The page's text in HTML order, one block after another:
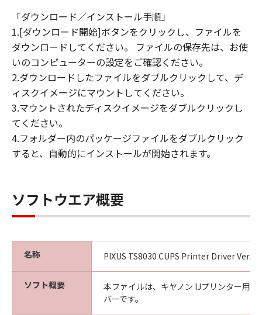
「ダウンロード／インストール手順」
1.[ダウンロード開始]ボタンをクリックし、ファイルを
ダウンロードしてください。 ファイルの保存先は、お使
いのコンピューターの設定をご確認ください。
2.ダウンロードしたファイルをダブルクリックして、デ
ィスクイメージにマウントしてください。
3.マウントされたディスクイメージをダブルクリックし
てください。
4.フォルダー内のパッケージファイルをダブルクリック
すると、自動的にインストールが開始されます。
ソフトウエア概要
名称 PIXUS TS8030 CUPS Printer Driver
ソフト概要
本ファイルは、キヤノン IJプリンター用
バーです。